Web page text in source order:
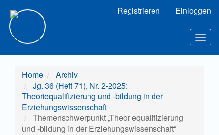
Hauptinhalt
Sidebar
Registrieren Einloggen
Home
Archiv
Jg. 36 (Heft 71), Nr. 2-2025:
Theoriequalifizierung und -bildung in der
Erziehungswissenschaft
Themenschwerpunkt „Theoriequalifizierung
und -bildung in der Erziehungswissenschaft“